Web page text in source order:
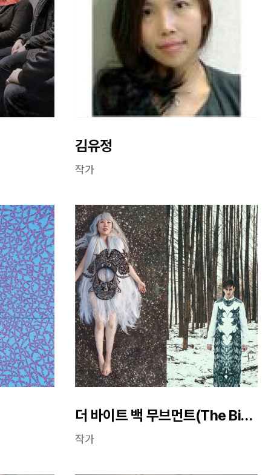
김유정
작가
더 바이트 백 무브먼트(The Bite Back Movement)
작가